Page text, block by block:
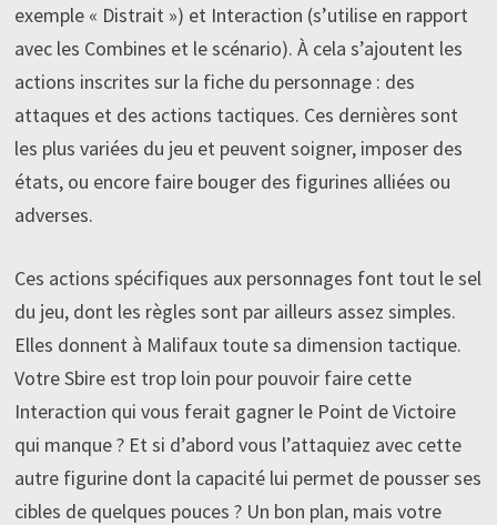
exemple « Distrait ») et Interaction (s’utilise en rapport
avec les Combines et le scénario). À cela s’ajoutent les
actions inscrites sur la fiche du personnage : des
attaques et des actions tactiques. Ces dernières sont
les plus variées du jeu et peuvent soigner, imposer des
états, ou encore faire bouger des figurines alliées ou
adverses.
Ces actions spécifiques aux personnages font tout le sel
du jeu, dont les règles sont par ailleurs assez simples.
Elles donnent à Malifaux toute sa dimension tactique.
Votre Sbire est trop loin pour pouvoir faire cette
Interaction qui vous ferait gagner le Point de Victoire
qui manque ? Et si d’abord vous l’attaquiez avec cette
autre figurine dont la capacité lui permet de pousser ses
cibles de quelques pouces ? Un bon plan, mais votre